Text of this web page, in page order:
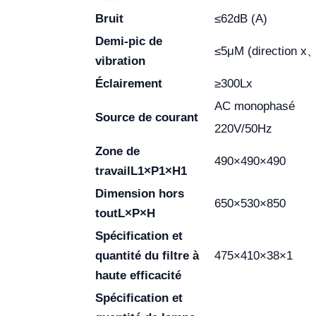
Bruit
≤62dB (A)
Demi-pic de
vibration
≤5μM (direction x
Éclairement ≥300Lx
Source de courant
AC monophasé
220V/50Hz
Zone de
travailL1×P1×H1
490×490×490
Dimension hors
toutL×P×H
650×530×850
Spécification et
quantité du filtre à
haute efficacité
475×410×38×1
Spécification et